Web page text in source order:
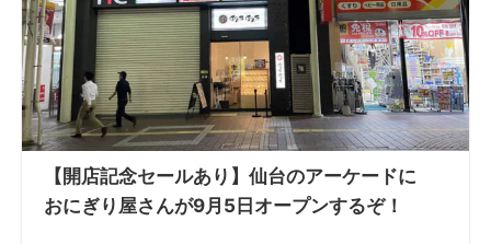
【開店記念セールあり】仙台のアーケードに
おにぎり屋さんが9月5日オープンするぞ！